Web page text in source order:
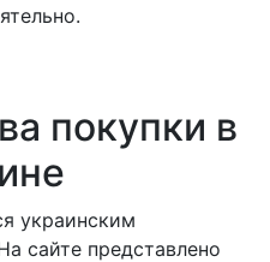
покупки в
украинским
сайте представлено